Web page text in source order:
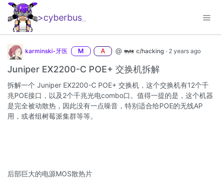
>cyberbus
karminski-牙医 M A @ c/hacking · 2 years ago
Juniper EX2200-C POE+ 交换机拆解
拆解一个 Juniper EX2200-C POE+ 交换机，这个交换机有12个千
兆POE接口，以及2个千兆光电combo口。值得一提的是，这个机器
是完全被动散热，因此没有一点噪音，特别适合给POE的无线AP
用，或者组树莓派集群等等。
后部巨大的电源MOS散热片